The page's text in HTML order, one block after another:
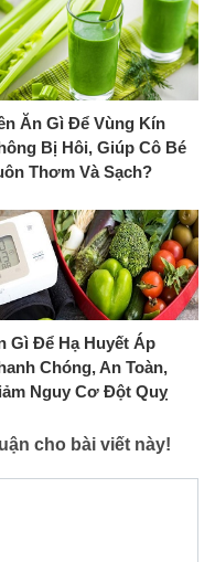
Ăn Gì Để Vùng Kín
Bị Hôi, Giúp Cô Bé
Thơm Và Sạch?
Gì Để Hạ Huyết Áp
Chóng, An Toàn,
Nguy Cơ Đột Quỵ
cho bài viết này!